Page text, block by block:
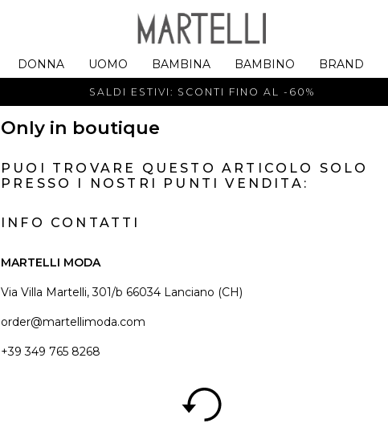
DONNA UOMO BAMBINA BAMBINO BRAND
SALDI ESTIVI: SCONTI FINO AL -60%
Only in boutique
PUOI TROVARE QUESTO ARTICOLO SOLO
PRESSO I NOSTRI PUNTI VENDITA:
INFO CONTATTI
MARTELLI MODA
Via Villa Martelli, 301/b 66034 Lanciano (CH)
order@martellimoda.com
+39 349 765 8268